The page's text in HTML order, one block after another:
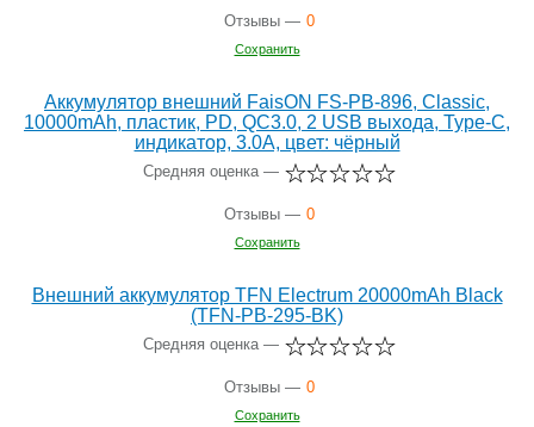
Отзывы — 0
Сохранить
Аккумулятор внешний FaisON FS-PB-896, Classic,
10000mAh, пластик, PD, QC3.0, 2 USB выхода, Type-C,
индикатор, 3.0A, цвет: чёрный
Средняя оценка —
Отзывы — 0
Сохранить
Внешний аккумулятор TFN Electrum 20000mAh Black
(TFN-PB-295-BK)
Средняя оценка —
Отзывы — 0
Сохранить